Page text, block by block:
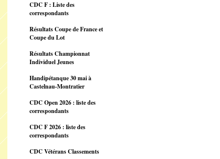
CDC F : Liste des
correspondants
Résultats Coupe de France et
Coupe du Lot
Résultats Championnat
Individuel Jeunes
Handipétanque 30 mai à
Castelnau-Montratier
CDC Open 2026 : liste des
correspondants
CDC F 2026 : liste des
correspondants
CDC Vétérans Classements